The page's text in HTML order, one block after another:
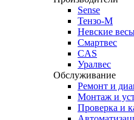
Sense
Тензо-М
Невские
Смартвес
CAS
Уралвес
Обслуживание
Ремонт и
Монтаж и
Проверка и